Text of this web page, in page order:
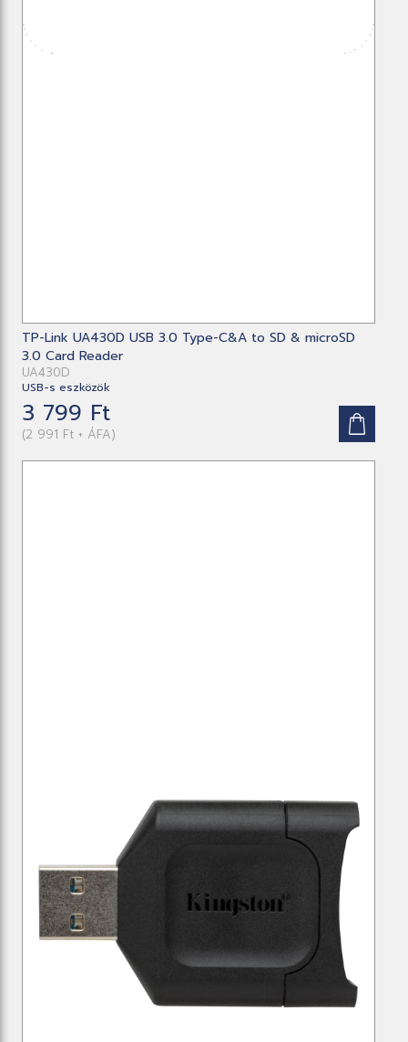
TP-Link UA430D USB 3.0 Type-C&A to SD & microSD
3.0 Card Reader
UA430D
USB-s eszközök
3 799 Ft
(2 991 Ft + ÁFA)